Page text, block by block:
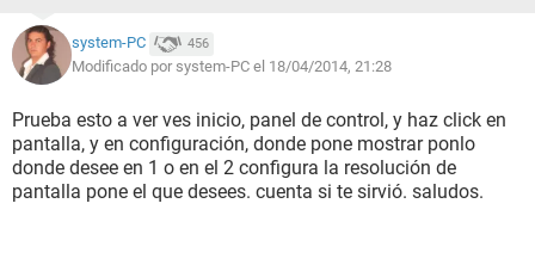
system-PC 456
Modificado por system-PC el 18/04/2014, 21:28
Prueba esto a ver ves inicio, panel de control, y haz click en
pantalla, y en configuración, donde pone mostrar ponlo
donde desee en 1 o en el 2 configura la resolución de
pantalla pone el que desees. cuenta si te sirvió. saludos.